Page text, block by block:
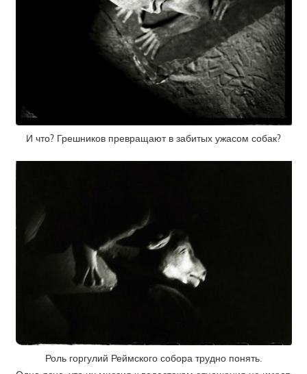
И что? Грешников превращают в забитых ужасом собак?
Роль горгулий Реймского собора трудно понять.